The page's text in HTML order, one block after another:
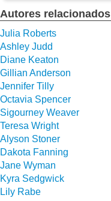
Autores relacionados
Julia Roberts
Ashley Judd
Diane Keaton
Gillian Anderson
Jennifer Tilly
Octavia Spencer
Sigourney Weaver
Teresa Wright
Alyson Stoner
Dakota Fanning
Jane Wyman
Kyra Sedgwick
Lily Rabe